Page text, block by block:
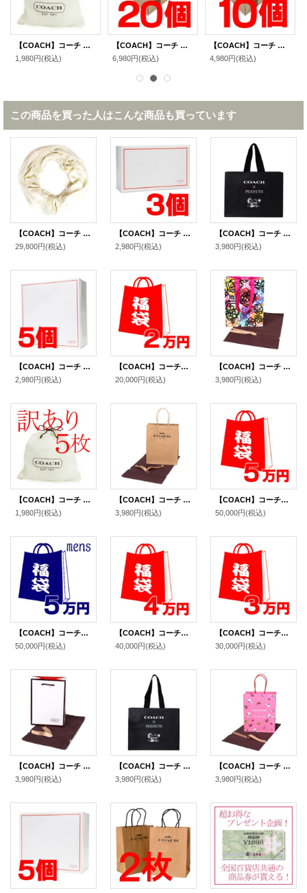
【COACH】コーチ 純正保存袋 SSサイズ 〔5枚セット〕【訳あり】（送料無料）
1,980円(税込)
【COACH】コーチ 純正ボックスL ブラウン〔20個セット〕（送料無料）
6,980円(税込)
【COACH】コーチ 純正ボックスL ブラウン〔10個セット〕（送料無料）
4,980円(税込)
この商品を買った人はこんな商品も買っています
【COACH】コーチ ウール レーヨン シグネチャー ショール ストール チャーク〔日本未発売〕
29,800円(税込)
【COACH】コーチ 純正ボックスS 〔3個セット〕（送料無料）
2,980円(税込)
【COACH】コーチ スヌーピー ショップバッグ ピーナッツ コラボ 純正紙袋 ブラックマルチ（送料無料）
3,980円(税込)
【COACH】コーチ 純正ボックスL ホワイト〔5個セット〕（送料無料）
2,980円(税込)
【COACH】コーチの超お得レディース福袋〔2万円〕（送料無料）
20,000円(税込)
【COACH】コーチ 純正紙袋 ポピー リボン付き 巾着布袋 セット プレゼントキット ギフトキット ギフトセット ラッピングセット マルチ（送料無料）
3,980円(税込)
【COACH】コーチ 純正保存袋 SSサイズ 〔5枚セット〕【訳あり】（送料無料）
1,980円(税込)
【COACH】コーチ 純正紙袋 リボン付き 巾着布袋 セット プレゼントキット ギフトキット ギフトセット ラッピングセット ブラウン（送料無料）
3,980円(税込)
【COACH】コーチの超お得レディース福袋〔5万円〕（送料無料）
50,000円(税込)
【COACH】コーチの超お得メンズ福袋〔5万円〕（送料無料）
50,000円(税込)
【COACH】コーチの超お得レディース福袋〔4万円〕（送料無料）
40,000円(税込)
【COACH】コーチの超お得レディース福袋〔3万円〕（送料無料）
30,000円(税込)
【COACH】コーチ 純正紙袋 ミニ ブティック リボン付き 巾着布袋 セット プレゼントキット ギフトキット ギフトセット ラッピングセット マルチ（送料無料）
3,980円(税込)
【COACH】コーチ スヌーピー ショップバッグ ピーナッツ コラボ ラージ 純正紙袋 ブラックマルチ（送料無料）
3,980円(税込)
【COACH】コーチ ピーナッツ コラボ スヌーピー プリント ショップバッグ 純正紙袋 布袋 リボン付き ギフトキット プレゼント セット ピンクマルチ（送料無料）
3,980円(税込)